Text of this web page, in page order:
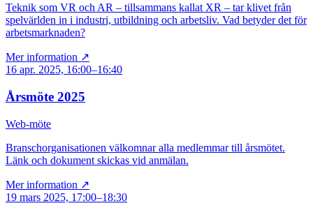
Teknik som VR och AR – tillsammans kallat XR – tar klivet från
spelvärlden in i industri, utbildning och arbetsliv. Vad betyder det för
arbetsmarknaden?
Mer information ↗
16 apr. 2025, 16:00–16:40
Årsmöte 2025
Web-möte
Branschorganisationen välkomnar alla medlemmar till årsmötet.
Länk och dokument skickas vid anmälan.
Mer information ↗
19 mars 2025, 17:00–18:30